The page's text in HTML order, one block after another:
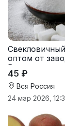
оптом от
Руси
45 ₽
Вся Россия
24 мар 2026,